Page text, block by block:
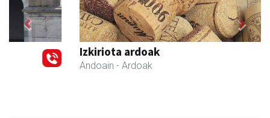
Izkiriota ardoak
Andoain - Ardoak
Previous Next